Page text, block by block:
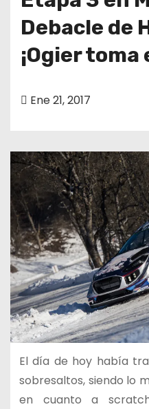
Debacle de
¡Ogier toma
Ene 21, 2017
El día de hoy había
sobresaltos, siendo lo
en cuanto a